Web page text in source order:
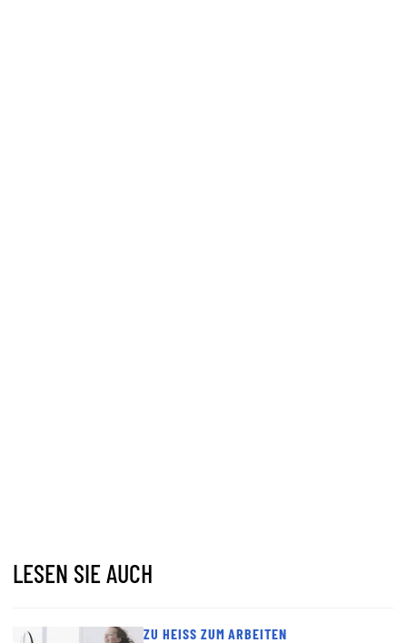
LESEN SIE AUCH
ZU HEISS ZUM ARBEITEN